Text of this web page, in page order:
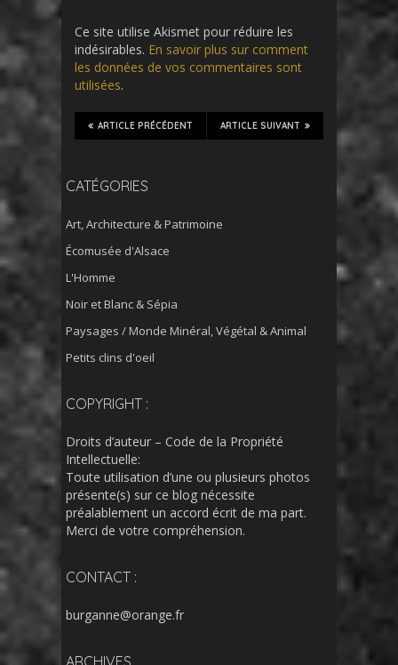
Ce site utilise Akismet pour réduire les
indésirables. En savoir plus sur comment
les données de vos commentaires sont
utilisées.
ARTICLE SUIVANT
ARTICLE PRÉCÉDENT
CATÉGORIES
Art, Architecture & Patrimoine
Écomusée d'Alsace
L'Homme
Noir et Blanc & Sépia
Paysages / Monde Minéral, Végétal & Animal
Petits clins d'oeil
COPYRIGHT :
Droits d’auteur – Code de la Propriété
Intellectuelle:
Toute utilisation d’une ou plusieurs photos
présente(s) sur ce blog nécessite
préalablement un accord écrit de ma part.
Merci de votre compréhension.
CONTACT :
burganne@orange.fr
ARCHIVES